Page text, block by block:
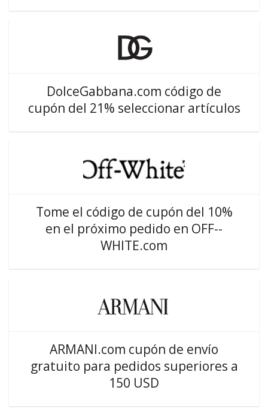
DolceGabbana.com código de
cupón del 21% seleccionar artículos
Tome el código de cupón del 10%
en el próximo pedido en OFF--
WHITE.com
ARMANI.com cupón de envío
gratuito para pedidos superiores a
150 USD